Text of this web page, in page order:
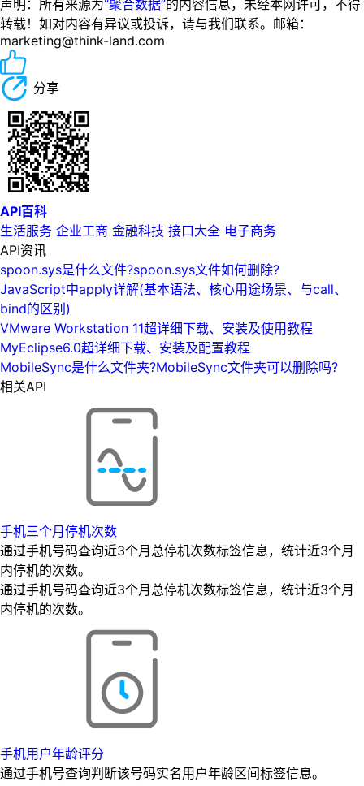
声明：所有来源为“聚合数据”的内容信息，未经本网许可，不得
转载！如对内容有异议或投诉，请与我们联系。邮箱：
marketing@think-land.com
分享
API百科
生活服务 企业工商 金融科技 接口大全 电子商务
API资讯
spoon.sys是什么文件?spoon.sys文件如何删除?
JavaScript中apply详解(基本语法、核心用途场景、与call、
bind的区别)
VMware Workstation 11超详细下载、安装及使用教程
MyEclipse6.0超详细下载、安装及配置教程
MobileSync是什么文件夹?MobileSync文件夹可以删除吗?
相关API
手机三个月停机次数
通过手机号码查询近3个月总停机次数标签信息，统计近3个月
内停机的次数。
通过手机号码查询近3个月总停机次数标签信息，统计近3个月
内停机的次数。
手机用户年龄评分
通过手机号查询判断该号码实名用户年龄区间标签信息。